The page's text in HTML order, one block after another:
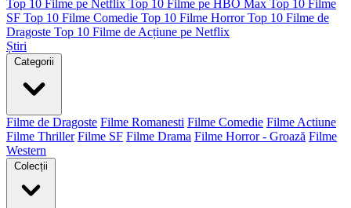
Top 10 Filme pe Netflix Top 10 Filme pe HBO Max Top 10 Filme
SF Top 10 Filme Comedie Top 10 Filme Horror Top 10 Filme de
Dragoste Top 10 Filme de Acțiune pe Netflix
Știri
Categorii
Filme de Dragoste Filme Romanesti Filme Comedie Filme Actiune
Filme Thriller Filme SF Filme Drama Filme Horror - Groază Filme
Western
Colecții